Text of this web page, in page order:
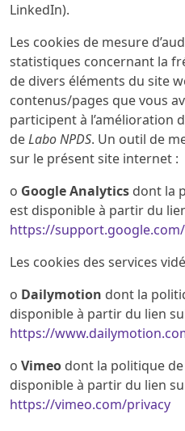
LinkedIn).
Les cookies de mesure
statistiques concernant la
de divers éléments du site
contenus/pages que vous
participent à l’amélioration
deLabo NPDS. Un outil de
sur le présent site internet :
o Google Analytics dont la
est disponible à partir du
https://
Les cookies des services
o Dailymotion dont la
disponible à partir du lien
https://
o Vimeo dont la politique
disponible à partir du lien
https://vimeo.com/privacy